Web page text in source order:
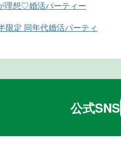
理想♡婚活パーティー
限定 同年代婚活パーティ
公式SNS